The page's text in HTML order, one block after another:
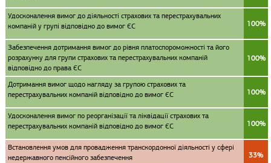
Удосконалення вимог до діяльності страхових та перестрахувальних
компаній у групі відповідно до вимог ЄС
100%
Забезпечення дотримання вимог до рівня платоспороможності та його
розрахунку для групи страхових та перестрахувальних компаній
відповідно до права ЄС
100%
Дотримання вимог щодо нагляду за групою страхових та
перестрахувальних компаній відповідно до вимог ЄС
100%
Удосконалення вимог по реорганізації та ліквідації страхових та
перестрахувальних компаній відповідно до вимог ЄС
100%
Встановлення умов для провадження транскордонної діяльності у сфері
недержавного пенсійного забезпечення
33%